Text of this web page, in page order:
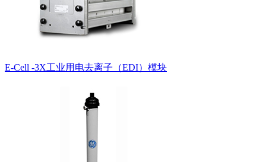
E-Cell -3X工业用电去离子（EDI）模块